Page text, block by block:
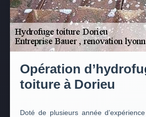
Opération
toiture à Dorieu
Doté de plusieurs année